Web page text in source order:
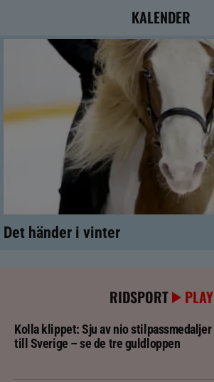
KALENDER
Det händer i vinter
RIDSPORT PLAY
Kolla klippet: Sju av nio stilpassmedaljer
till Sverige – se de tre guldloppen